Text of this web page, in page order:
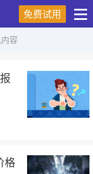
免费试用
容
格